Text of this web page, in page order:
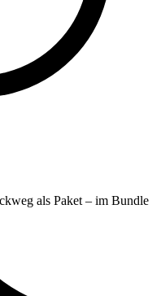
als Paket – im Bundle